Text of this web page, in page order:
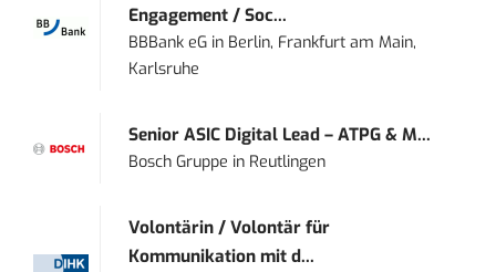
Engagement / Soc...
BBBank eG in Berlin, Frankfurt am Main,
Karlsruhe
Senior ASIC Digital Lead – ATPG & M...
Bosch Gruppe in Reutlingen
Volontärin / Volontär für
Kommunikation mit d...